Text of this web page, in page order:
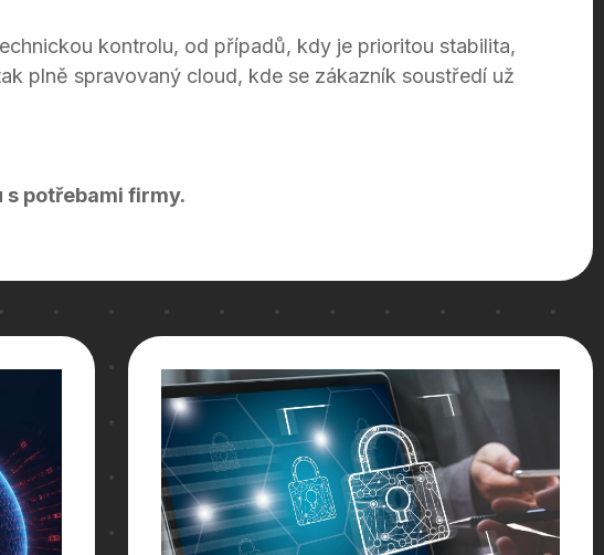
kontrolu, od případů, kdy je prioritou stabilita,
plně spravovaný cloud, kde se zákazník soustředí už
s potřebami firmy.